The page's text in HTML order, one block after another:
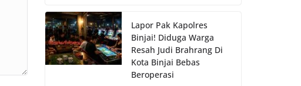
Lapor Pak Kapolres
Binjai! Diduga Warga
Resah Judi Brahrang Di
Kota Binjai Bebas
Beroperasi